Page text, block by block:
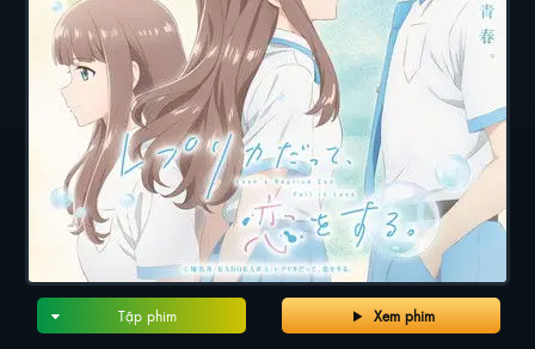
Xem phim
Tập phim